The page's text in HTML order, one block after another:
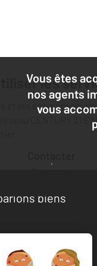
Vous êtes
nos agents
vous
les
et les entrepreneurs
CENTURY 21
biens